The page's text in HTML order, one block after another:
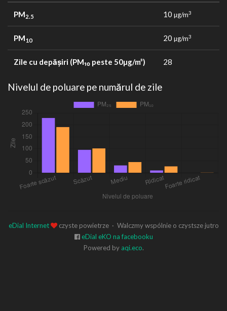
PM2.5 10 µg/m3
PM10 20 µg/m3
Zile cu depășiri (PM₁₀ peste 50µg/m³) 28
Nivelul de poluare pe numărul de zile
eDial Internet
czyste powietrze · Walczmy wspólnie o czystsze jutro
eDial eKO na facebooku
Powered by aqi.eco.